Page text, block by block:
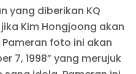
yang diberikan KQ
Kim Hongjoong akan
foto ini akan
7, 1998” yang merujuk